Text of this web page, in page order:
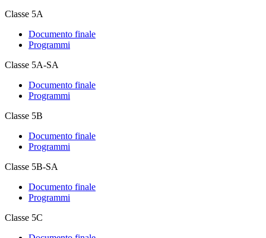
Classe 5A
Documento finale
Programmi
Classe 5A-SA
Documento finale
Programmi
Classe 5B
Documento finale
Programmi
Classe 5B-SA
Documento finale
Programmi
Classe 5C